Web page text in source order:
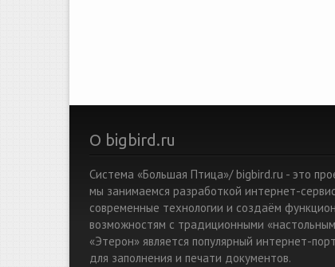
О bigbird.ru
Система «Большая Птица»/ bigbird.ru - это
мы занимаемся разработкой интернет-
современные технологии и создаём
возможностям с традиционными
«Этерон» является популярный интернет-
для заполнения и печати документов.